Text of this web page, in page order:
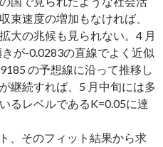
束速度の増加もなければ、
大の兆候も見られない。4 月
が-0.0283の直線でよく近似
の予想線に沿って推移し
継続すれば、5 月中旬には多
るレベルであるK=0.05に達
、そのフィット結果から求